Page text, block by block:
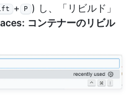
+ P
) し、「リビルド」
コンテナーのリビル